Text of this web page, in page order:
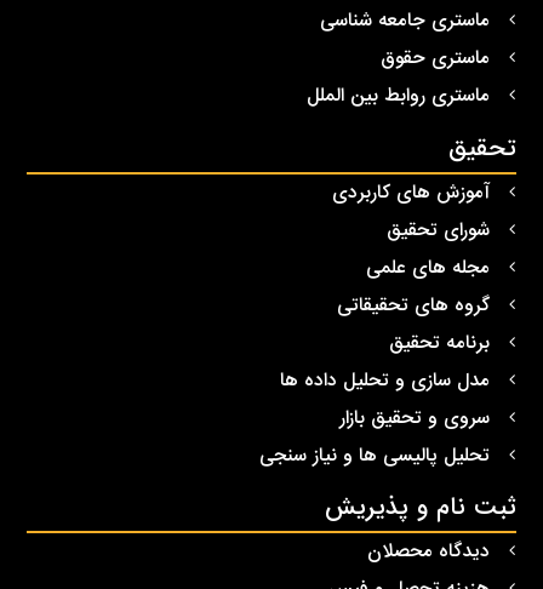
ماستری جامعه شناسی
ماستری حقوق
ماستری روابط بین الملل
تحقیق
آموزش های کاربردی
شورای تحقیق
مجله های علمی
گروه های تحقیقاتی
برنامه تحقیق
مدل سازی و تحلیل داده ها
سروی و تحقیق بازار
تحلیل پالیسی ها و نیاز سنجی
ثبت نام و پذیریش
دیدگاه محصلان